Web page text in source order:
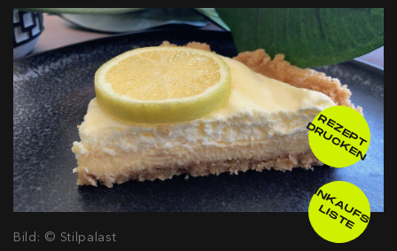
Bild: © Stilpalast
R
E
Z
E
P
T
D
R
U
C
K
E
N
E
IN
K
A
U
F
S
-
L
IS
T
E